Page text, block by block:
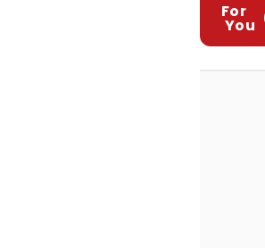
For
You